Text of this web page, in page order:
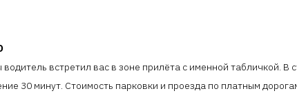
встретил вас в зоне прилёта с именной табличкой. В
30 минут. Стоимость парковки и проезда по платным